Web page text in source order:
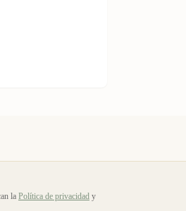
la Política de privacidad y